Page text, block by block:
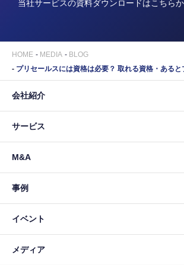
当社サービスの資料ダウンロードはこちら
HOME MEDIA
BLOG
プリセールスには資格は必要？ 取れる資格・ある
会社紹介
サービス
M&A
事例
イベント
メディア